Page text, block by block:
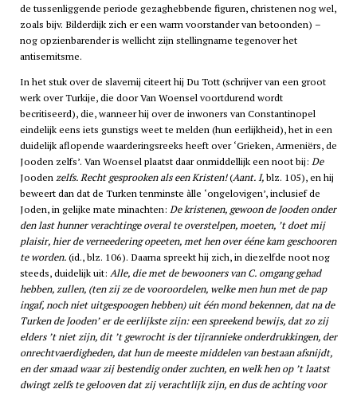
de tussenliggende periode gezaghebbende figuren, christenen nog wel,
zoals bijv. Bilderdijk zich er een warm voorstander van betoonden) –
nog opzienbarender is wellicht zijn stellingname tegenover het
antisemitsme.
In het stuk over de slavernij citeert hij Du Tott (schrijver van een groot
werk over Turkije, die door Van Woensel voortdurend wordt
becritiseerd), die, wanneer hij over de inwoners van Constantinopel
eindelijk eens iets gunstigs weet te melden (hun eerlijkheid), het in een
duidelijk aflopende waarderingsreeks heeft over ‘Grieken, Armeniërs, de
Jooden zelfs’. Van Woensel plaatst daar onmiddellijk een noot bij: De
Joodenzelfs. Recht gesprooken als een Kristen!(Aant. I,blz. 105), en hij
beweert dan dat de Turken tenminste àlle ‘ongelovigen’, inclusief de
Joden, in gelijke mate minachten: De kristenen, gewoon de Jooden onder
den last hunner verachtinge overal te overstelpen, moeten, ’t doet mij
plaisir, hier de verneedering opeeten, met hen over ééne kam geschooren
te worden.(id., blz. 106). Daarna spreekt hij zich, in diezelfde noot nog
steeds, duidelijk uit: Alle, die met de bewooners van C. omgang gehad
hebben, zullen, (ten zij ze de vooroordelen, welke men hun met de pap
ingaf, noch niet uitgespoogen hebben) uit één mond bekennen, dat na de
Turken de Jooden’ er de eerlijkste zijn: een spreekend bewijs, dat zo zij
elders ’t niet zijn, dit ’t gewrocht is der tijrannieke onderdrukkingen, der
onrechtvaerdigheden, dat hun de meeste middelen van bestaan afsnijdt,
en der smaad waar zij bestendig onder zuchten, en welk hen op ’t laatst
dwingt zelfs te gelooven dat zij verachtlijk zijn, en dus de achting voor